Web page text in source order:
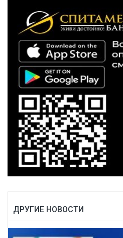
ДРУГИЕ НОВОСТИ